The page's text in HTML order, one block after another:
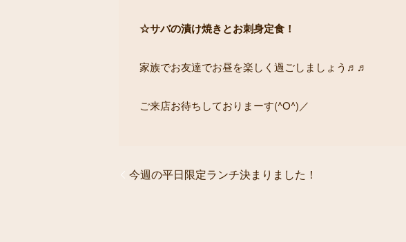
☆サバの漬け焼きとお刺身定食！
家族でお友達でお昼を楽しく過ごしましょう♬♬
ご来店お待ちしておりまーす(^O^)／
今週の平日限定ランチ決まりました！